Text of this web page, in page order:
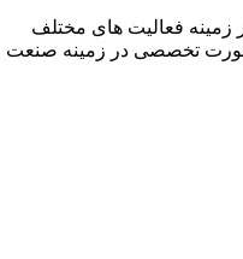
زمینه فعالیت های مختلف
تخصصی در زمینه صنعت